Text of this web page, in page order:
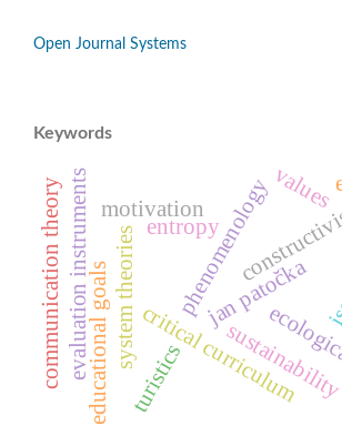
Open Journal Systems
Keywords
phenomenology
jan patočka
critical curriculum
system theories
motivation
turistics
educational goals
evaluation instruments
communication theory
entropy
values